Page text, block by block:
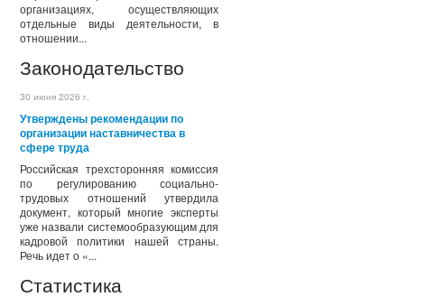
организациях, осуществляющих
отдельные виды деятельности, в
отношении...
Законодательство
30 июня 2026 г.
Утверждены рекомендации по
организации наставничества в
сфере труда
Российская трехсторонняя комиссия
по регулированию социально-
трудовых отношений утвердила
документ, который многие эксперты
уже назвали системообразующим для
кадровой политики нашей страны.
Речь идет о «...
Статистика